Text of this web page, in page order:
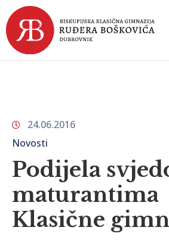
POČETNA
DOKUMENTI
KONTAKT
24.06.2016
Novosti
Podijela
maturantima
Klasične